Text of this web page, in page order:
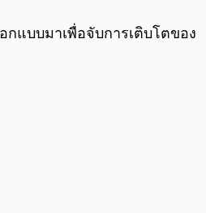
กแบบมาเพื่อจับการเติบโตของ